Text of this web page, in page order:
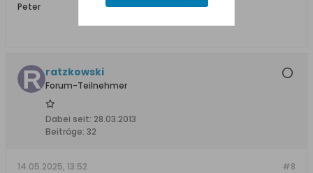
Peter
ratzkowski
Forum-Teilnehmer
Dabei seit: 28.03.2013
Beiträge: 32
#8
14.05.2025, 13:52